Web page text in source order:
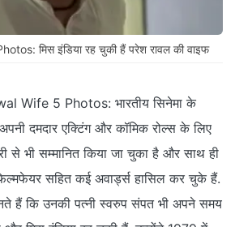
मिस इंडिया रह चुकी हैं परेश रावल की वाइफ
Wife 5 Photos: भारतीय सिनेमा के
दमदार एक्टिंग और कॉमिक रोल्स के लिए
से भी सम्मानित किया जा चुका है और साथ ही
सहित कई अवार्ड्स हासिल कर चुके हैं.
हैं कि उनकी पत्नी स्वरुप संपत भी अपने समय